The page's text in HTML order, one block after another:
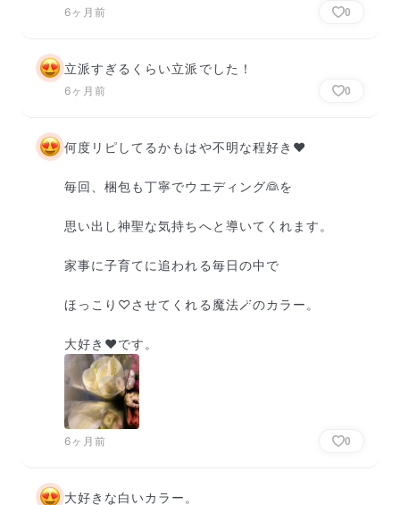
6ヶ月前 0
立派すぎるくらい立派でした！
6ヶ月前 0
何度リピしてるかもはや不明な程好き❤️
毎回、梱包も丁寧でウエディング👰を
思い出し神聖な気持ちへと導いてくれます。
家事に子育てに追われる毎日の中で
ほっこり♡させてくれる魔法🪄のカラー。
大好き❤です。
6ヶ月前 0
大好きな白いカラー。